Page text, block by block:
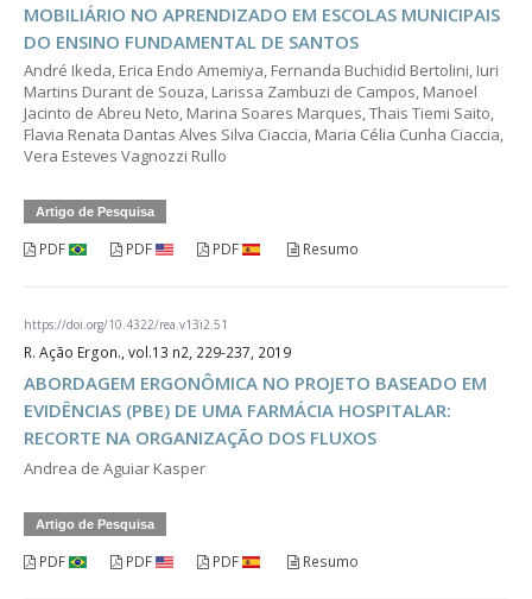
MOBILIÁRIO NO APRENDIZADO EM ESCOLAS MUNICIPAIS
DO ENSINO FUNDAMENTAL DE SANTOS
André Ikeda, Erica Endo Amemiya, Fernanda Buchidid Bertolini, Iuri
Martins Durant de Souza, Larissa Zambuzi de Campos, Manoel
Jacinto de Abreu Neto, Marina Soares Marques, Thais Tiemi Saito,
Flavia Renata Dantas Alves Silva Ciaccia, Maria Célia Cunha Ciaccia,
Vera Esteves Vagnozzi Rullo
Artigo de Pesquisa
PDF PDF PDF Resumo
https://doi.org/10.4322/rea.v13i2.51
R. Ação Ergon., vol.13 n2, 229-237, 2019
ABORDAGEM ERGONÔMICA NO PROJETO BASEADO EM
EVIDÊNCIAS (PBE) DE UMA FARMÁCIA HOSPITALAR:
RECORTE NA ORGANIZAÇÃO DOS FLUXOS
Andrea de Aguiar Kasper
Artigo de Pesquisa
PDF PDF PDF Resumo